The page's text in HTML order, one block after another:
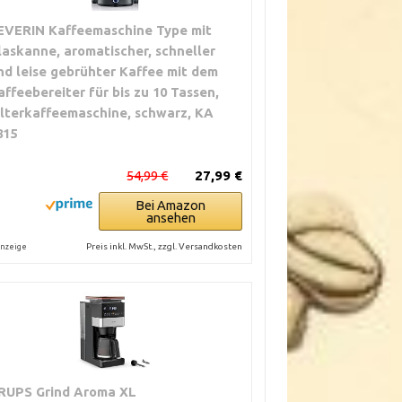
Kaffeemaschine Type mit
aromatischer, schneller
leise gebrühter Kaffee mit dem
für bis zu 10 Tassen,
schwarz, KA
27,99 €
54,99 €
Bei Amazon
ansehen
Preis inkl. MwSt., zzgl. Versandkosten
Grind Aroma XL